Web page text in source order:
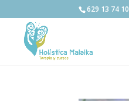
629 13 74 10